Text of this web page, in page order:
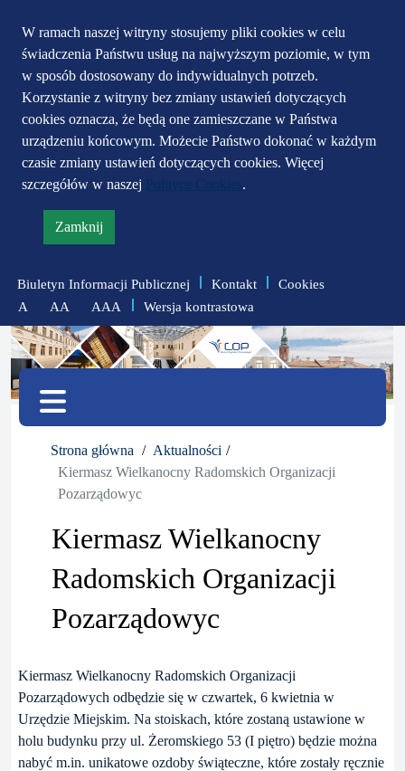
W ramach naszej witryny stosujemy pliki cookies w celu
świadczenia Państwu usług na najwyższym poziomie, w tym
w sposób dostosowany do indywidualnych potrzeb.
Korzystanie z witryny bez zmiany ustawień dotyczących
cookies oznacza, że będą one zamieszczane w Państwa
urządzeniu końcowym. Możecie Państwo dokonać w każdym
czasie zmiany ustawień dotyczących cookies. Więcej
szczegółów w naszej
.
Zamknij
informację
polityce
prywatności
Przejdź do głównego
menu
Przejdź do treści
Przejdź do mapy
serwisu
Biuletyn Informacji Publicznej Kontakt
Cookies
A
zmniejsz
czcionkę
AA
zresetuj
AAA
zwiększ
czcionkę
Wersja kontrastowa
Menu
Strona główna
Aktualności
Kiermasz Wielkanocny Radomskich Organizacji
Pozarządowyc
Kiermasz Wielkanocny
Radomskich Organizacji
Pozarządowyc
Kiermasz Wielkanocny Radomskich Organizacji
Pozarządowych odbędzie się w czwartek, 6 kwietnia w
Urzędzie Miejskim. Na stoiskach, które zostaną ustawione w
holu budynku przy ul. Żeromskiego 53 (I piętro) będzie można
nabyć m.in. unikatowe ozdoby świąteczne, które zostały ręcznie